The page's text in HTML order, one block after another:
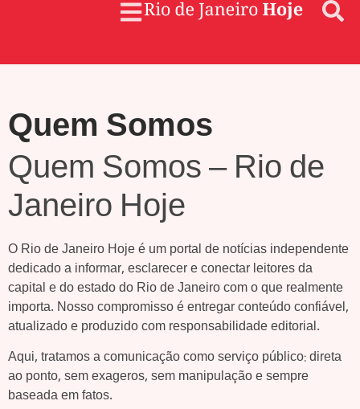
Quem Somos
Quem Somos – Rio de
Janeiro Hoje
O Rio de Janeiro Hoje é um portal de notícias independente
dedicado a informar, esclarecer e conectar leitores da
capital e do estado do Rio de Janeiro com o que realmente
importa. Nosso compromisso é entregar conteúdo confiável,
atualizado e produzido com responsabilidade editorial.
Aqui, tratamos a comunicação como serviço público: direta
ao ponto, sem exageros, sem manipulação e sempre
baseada em fatos.